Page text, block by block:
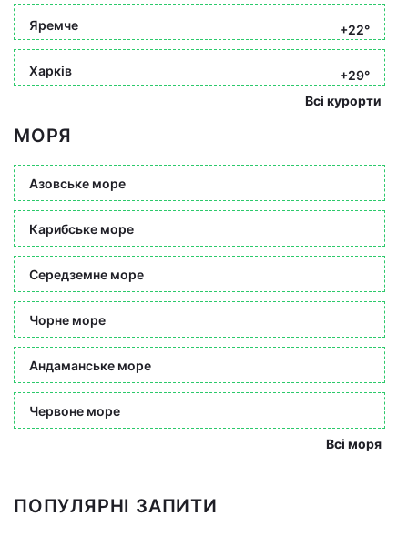
Яремче +22°
Харків
+29°
Всі курорти
МОРЯ
Азовське море
Карибське море
Середземне море
Чорне море
Андаманське море
Червоне море
Всі моря
ПОПУЛЯРНІ ЗАПИТИ